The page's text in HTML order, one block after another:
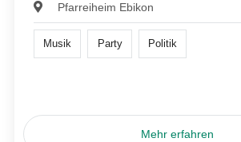
Pfarreiheim Ebikon
Musik Party Politik
Mehr erfahren